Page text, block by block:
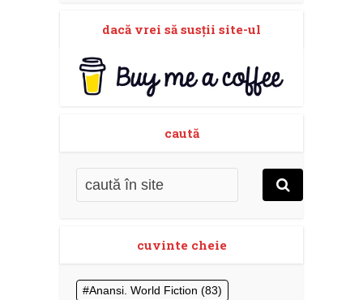
dacă vrei să susţii site-ul
caută
cuvinte cheie
Anansi. World Fiction (83)